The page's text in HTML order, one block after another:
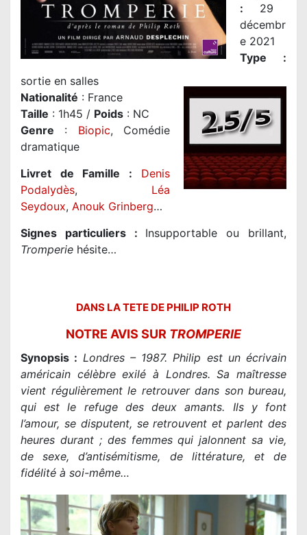
: 29
décembr
e 2021
Type :
sortie en salles
Nationalité : France
Taille : 1h45 / Poids : NC
Genre : Biopic, Comédie
dramatique
Livret de Famille :
Denis
Podalydès, Léa
Seydoux, Anouk Grinberg…
Signes particuliers : Insupportable ou brillant,
Tromperie hésite…
DANS LA TETE DE PHILIP ROTH
NOTRE AVIS SUR TROMPERIE
Synopsis : Londres – 1987. Philip est un écrivain
américain célèbre exilé à Londres. Sa maîtresse
vient régulièrement le retrouver dans son bureau,
qui est le refuge des deux amants. Ils y font
l’amour, se disputent, se retrouvent et parlent des
heures durant ; des femmes qui jalonnent sa vie,
de sexe, d’antisémitisme, de littérature, et de
fidélité à soi-même…